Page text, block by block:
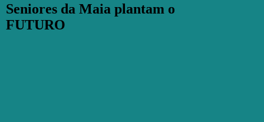
Seniores da Maia plantam o
FUTURO